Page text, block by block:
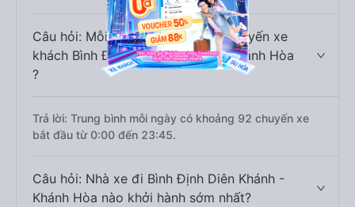
Câu hỏi: Mỗi ngày có bao nhiêu chuyến xe
khách Bình Định đi Diên Khánh - Khánh Hòa
?
Trả lời: Trung bình mỗi ngày có khoảng 92 chuyến xe
bắt đầu từ 0:00 đến 23:45.
Câu hỏi: Nhà xe đi Bình Định Diên Khánh -
Khánh Hòa nào khởi hành sớm nhất?